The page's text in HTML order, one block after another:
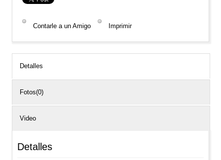
Contarle a un Amigo Imprimir
Detalles
Fotos(0)
Video
Detalles